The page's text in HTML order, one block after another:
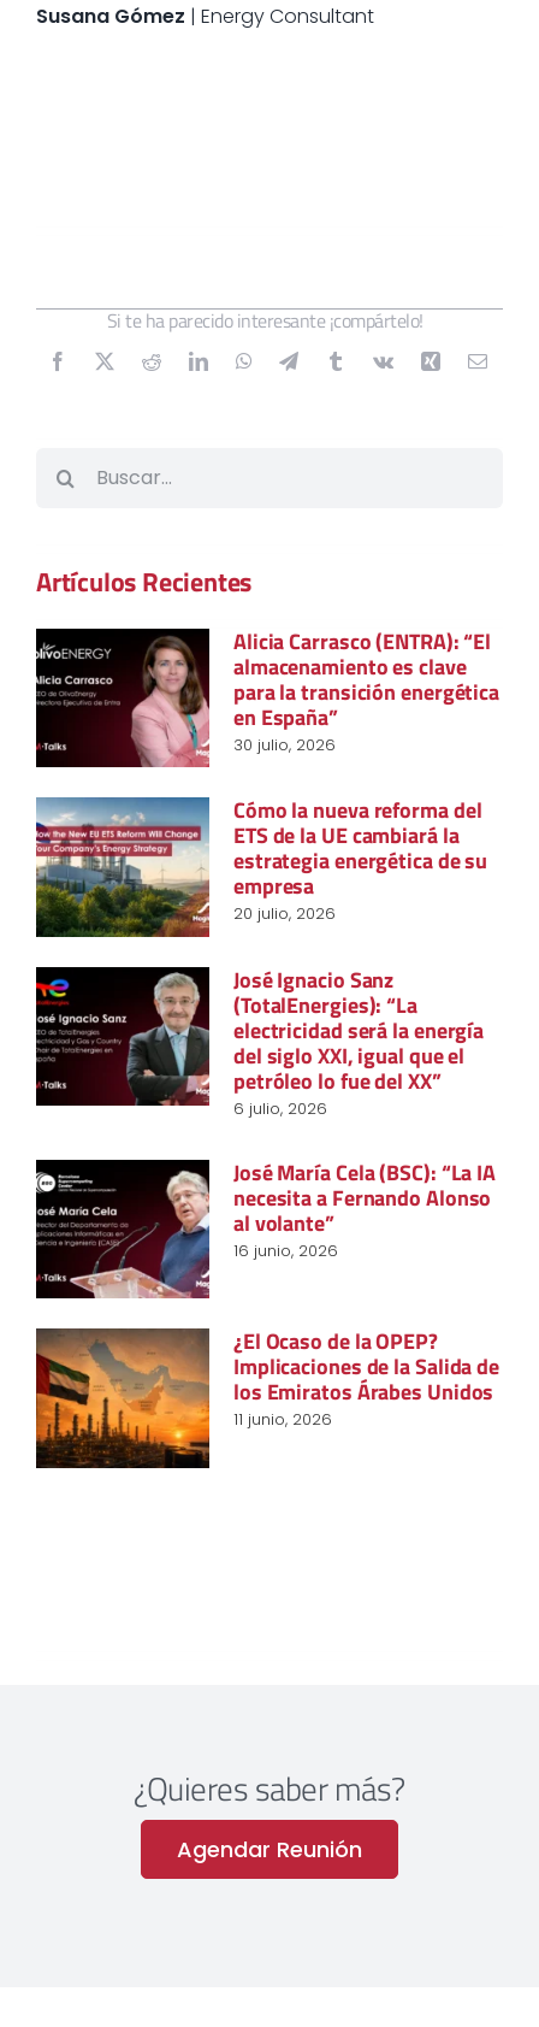
Susana Gómez | Energy Consultant
Si te ha parecido interesante ¡compártelo!
Artículos Recientes
Alicia Carrasco (ENTRA): “El
almacenamiento es clave
para la transición energética
en España”
30 julio, 2026
Cómo la nueva reforma del
ETS de la UE cambiará la
estrategia energética de su
empresa
20 julio, 2026
José Ignacio Sanz
(TotalEnergies): “La
electricidad será la energía
del siglo XXI, igual que el
petróleo lo fue del XX”
6 julio, 2026
José María Cela (BSC): “La IA
necesita a Fernando Alonso
al volante”
16 junio, 2026
¿El Ocaso de la OPEP?
Implicaciones de la Salida de
los Emiratos Árabes Unidos
11 junio, 2026
¿Quieres saber más?
Agendar Reunión